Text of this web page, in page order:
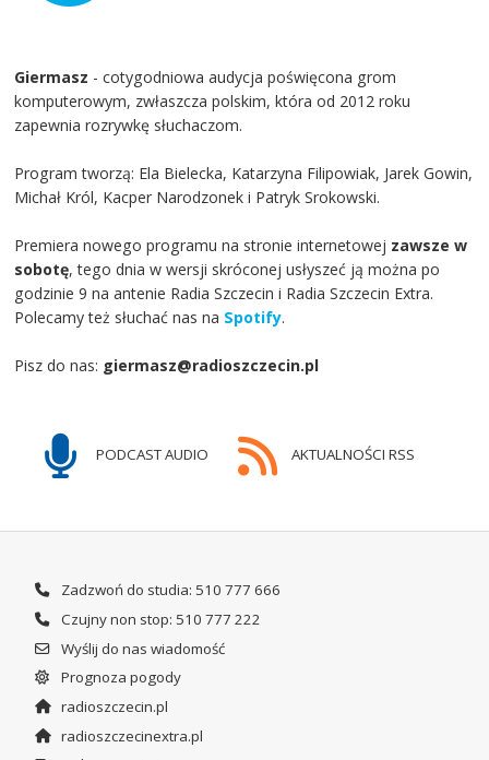
Giermasz - cotygodniowa audycja poświęcona grom
komputerowym, zwłaszcza polskim, która od 2012 roku
zapewnia rozrywkę słuchaczom.
Program tworzą: Ela Bielecka, Katarzyna Filipowiak, Jarek Gowin,
Michał Król, Kacper Narodzonek i Patryk Srokowski.
Premiera nowego programu na stronie internetowej zawsze w
sobotę, tego dnia w wersji skróconej usłyszeć ją można po
godzinie 9 na antenie Radia Szczecin i Radia Szczecin Extra.
Polecamy też słuchać nas na Spotify.
Pisz do nas: giermasz@radioszczecin.pl
PODCAST AUDIO AKTUALNOŚCI RSS
Zadzwoń do studia: 510 777 666
Czujny non stop: 510 777 222
Wyślij do nas wiadomość
Prognoza pogody
radioszczecin.pl
radioszczecinextra.pl